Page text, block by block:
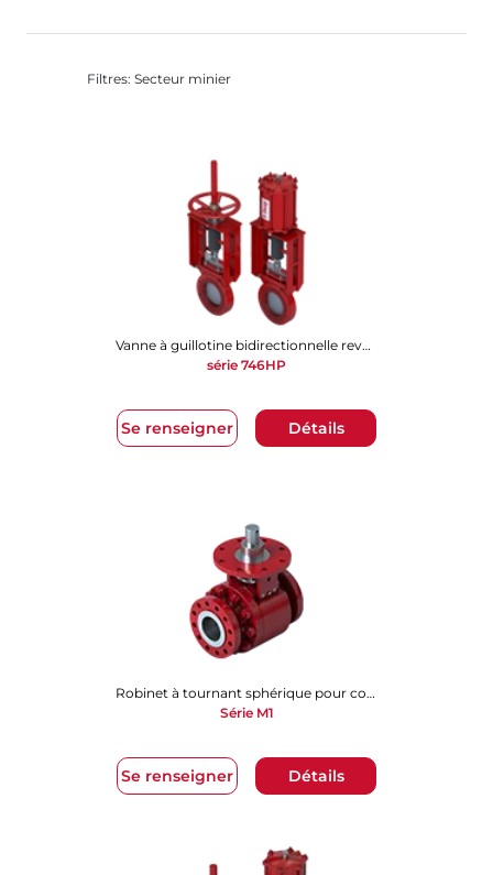
Filtres: Secteur minier
Se renseigner Détails
Vanne à guillotine bidirectionnelle revêtue de polyuréthane
série 746HP
Se renseigner Détails
Robinet à tournant sphérique pour conditions difficiles
Série M1